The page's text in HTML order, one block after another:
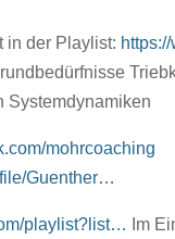
in der Playlist:
Systemdynamiken
mohrcoaching
Guenther…
playlist?list…
Im